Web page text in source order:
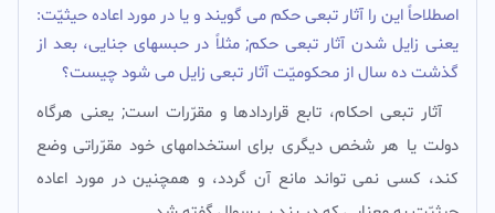
اصطلاحاً این را آثار تبعى حکم مى گویند و یا در مورد اعاده حیثیّت:
یعنى زایل شدن آثار تبعى حکم; مثلاً در حبسهاى جنایى، بعد از
گذشت ده سال از محکومیّت آثار تبعى زایل مى شود چیست؟
آثار تبعى احکام، تابع قراردادها و مقرّرات است; یعنى هرگاه
دولت یا هر شخص دیگرى براى استخدامهاى خود مقرّراتى وضع
کند، کسى نمى تواند مانع آن گردد، و همچنین در مورد اعاده